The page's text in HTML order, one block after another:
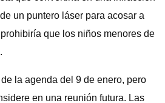
un puntero láser para acosar a
que los niños menores de
la agenda del 9 de enero, pero
en una reunión futura. Las